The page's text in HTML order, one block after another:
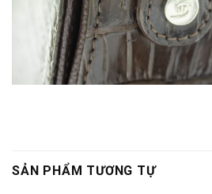
SẢN PHẨM TƯƠNG TỰ